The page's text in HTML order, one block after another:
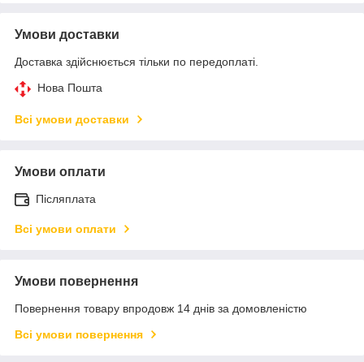
Умови доставки
Доставка здійснюється тільки по передоплаті.
Нова Пошта
Всі умови доставки
Умови оплати
Післяплата
Всі умови оплати
Умови повернення
Повернення товару впродовж 14 днів за домовленістю
Всі умови повернення